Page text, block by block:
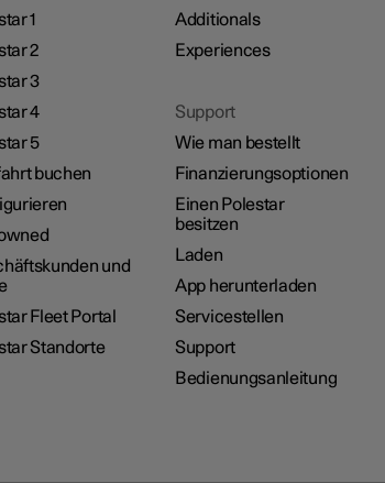
1
2
3
4
5
buchen
und
Fleet Portal
Standorte
Additionals
Experiences
Support
Wie man bestellt
Finanzierungsoptionen
Einen Polestar
besitzen
Laden
App herunterladen
Servicestellen
Support
Bedienungsanleitung